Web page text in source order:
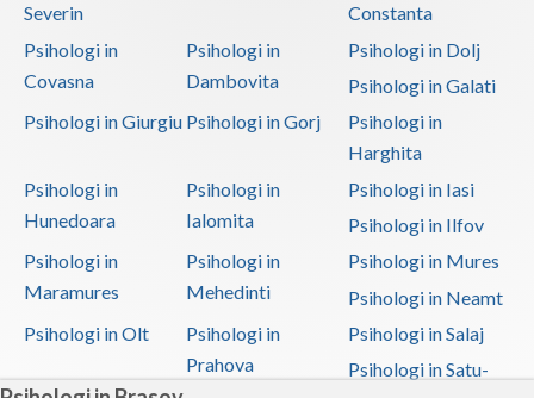
Severin
Constanta
Psihologi in
Covasna
Psihologi in
Dambovita
Psihologi in Dolj
Psihologi in Galati
Psihologi in Giurgiu Psihologi in Gorj
Psihologi in
Harghita
Psihologi in
Hunedoara
Psihologi in
Ialomita
Psihologi in Iasi
Psihologi in Ilfov
Psihologi in
Maramures
Psihologi in
Mehedinti
Psihologi in Mures
Psihologi in Neamt
Psihologi in Olt
Psihologi in
Prahova
Psihologi in Salaj
Psihologi in Satu-